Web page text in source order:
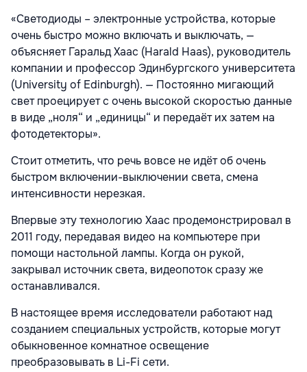
«Светодиоды – электронные устройства, которые
очень быстро можно включать и выключать, —
объясняет Гаральд Хаас (Harald Haas), руководитель
компании и профессор Эдинбургского университета
(University of Edinburgh). — Постоянно мигающий
свет проецирует с очень высокой скоростью данные
в виде „ноля“ и „единицы“ и передаёт их затем на
фотодетекторы».
Стоит отметить, что речь вовсе не идёт об очень
быстром включении-выключении света, смена
интенсивности нерезкая.
Впервые эту технологию Хаас продемонстрировал в
2011 году, передавая видео на компьютере при
помощи настольной лампы. Когда он рукой,
закрывал источник света, видеопоток сразу же
останавливался.
В настоящее время исследователи работают над
созданием специальных устройств, которые могут
обыкновенное комнатное освещение
преобразовывать в Li-Fi сети.